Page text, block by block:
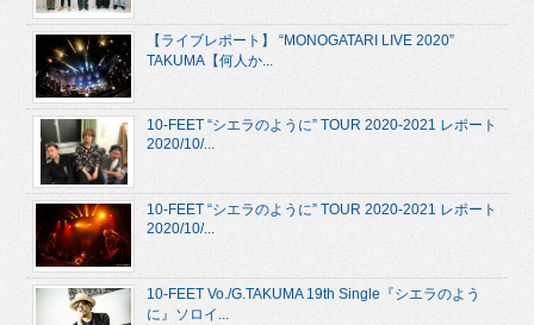
【ライブレポート】 “MONOGATARI LIVE 2020”
TAKUMA【何人か...
10-FEET “シエラのように” TOUR 2020-2021 レポート
2020/10/...
10-FEET “シエラのように” TOUR 2020-2021 レポート
2020/10/...
10-FEET Vo./G.TAKUMA 19th Single『シエラのよう
に』ソロイ...